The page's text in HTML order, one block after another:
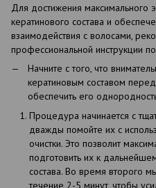
Для достижения максимального
кератинового состава и
взаимодействия с волосами,
профессиональной инструкции
Начните с того, что
кератиновым составом
обеспечить его
Процедура начинается с
дважды помойте их с
очистки. Это позволит
подготовить их к
состава. Во время второго
течение 2-5 минут, чтобы